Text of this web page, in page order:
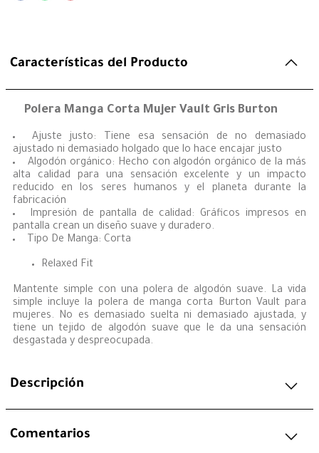
Características del Producto
Polera Manga Corta Mujer Vault Gris Burton
Ajuste justo: Tiene esa sensación de no demasiado
ajustado ni demasiado holgado que lo hace encajar justo
Algodón orgánico: Hecho con algodón orgánico de la más
alta calidad para una sensación excelente y un impacto
reducido en los seres humanos y el planeta durante la
fabricación
Impresión de pantalla de calidad: Gráficos impresos en
pantalla crean un diseño suave y duradero.
Tipo De Manga: Corta
Relaxed Fit
Mantente simple con una polera de algodón suave. La vida
simple incluye la polera de manga corta Burton Vault para
mujeres. No es demasiado suelta ni demasiado ajustada, y
tiene un tejido de algodón suave que le da una sensación
desgastada y despreocupada.
Descripción
Comentarios